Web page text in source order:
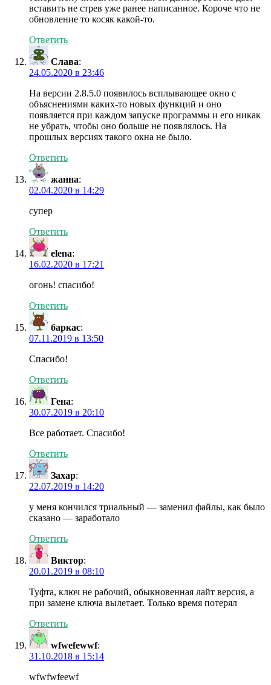
вставить не стрев уже ранее написанное. Короче что не
обновление то косяк какой-то.
Ответить
Слава:
24.05.2020 в 23:46
На версии 2.8.5.0 появилось всплывающее окно с
объяснениями каких-то новых функций и оно
появляется при каждом запуске программы и его никак
не убрать, чтобы оно больше не появлялось. На
прошлых версиях такого окна не было.
Ответить
жанна:
02.04.2020 в 14:29
супер
Ответить
elena:
16.02.2020 в 17:21
огонь! спасибо!
Ответить
баркас:
07.11.2019 в 13:50
Спасибо!
Ответить
Гена:
30.07.2019 в 20:10
Все работает. Спасибо!
Ответить
Захар:
22.07.2019 в 14:20
у меня кончился триальный — заменил файлы, как было
сказано — заработало
Ответить
Виктор:
20.01.2019 в 08:10
Туфта, ключ не рабочий, обыкновенная лайт версия, а
при замене ключа вылетает. Только время потерял
Ответить
wfwefewwf:
31.10.2018 в 15:14
wfwfwfeewf